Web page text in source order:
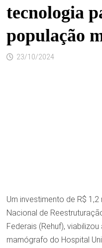
tecnologia
população
23/10/2024
Um investimento de R$
Nacional de
Federais (Rehuf),
mamógrafo do Hospital